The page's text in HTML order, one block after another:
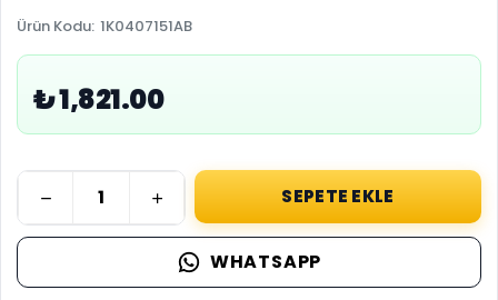
Ürün Kodu: 1K0407151AB
₺ 1,821.00
SEPETE EKLE
WHATSAPP